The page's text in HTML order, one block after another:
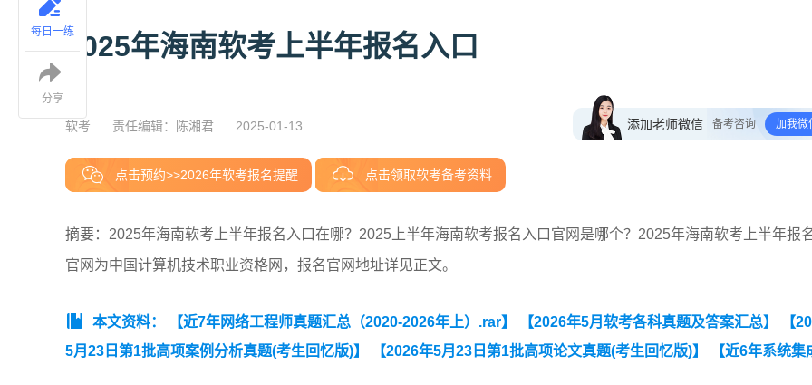
2025年海南软考上半年报名入口
软考 责任编辑：陈湘君 2025-01-13 添加老师微信 备考咨询 加我微
点击预约>>2026年软考报名提醒 点击领取软考备考资料
摘要：2025年海南软考上半年报名入口在哪？2025上半年海南软考报名入口官网是哪个？2025年海南软考上半年报
官网为中国计算机技术职业资格网，报名官网地址详见正文。
本文资料： 【近7年网络工程师真题汇总（2020-2026年上）.rar】 【2026年5月软考各科真题及答案汇总】
【
5月23日第1批高项案例分析真题(考生回忆版)】
【2026年5月23日第1批高项论文真题(考生回忆版)】
【近6年系统集
每日一练
分享